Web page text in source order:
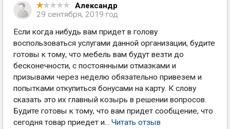
Александр
29 сентября, 2019 год
Если когда нибудь вам придет в голову
воспользоваться услугами данной организации, будите
готовы к тому, что мебель вам будут везти до
бесконечности, с постоянными отмазками и
призывами через неделю обязательно привезем и
попытками откупиться бонусами на карту. К слову
сказать это их главный козырь в решении вопросов.
Будите готовы к тому, что вам придет сообщение, что
сегодня товар приедет и... Читать отзыв